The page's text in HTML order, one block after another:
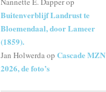
Buitenverblijf Landrust te
Bloemendaal, door Lameer
(1859).
Jan Holwerdaop Cascade MZN
2026, de foto’s